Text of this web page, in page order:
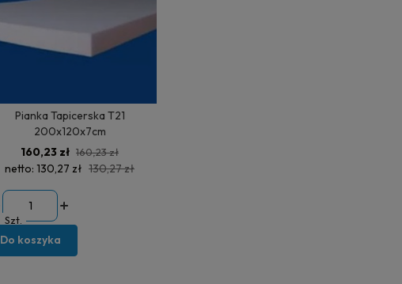
Pianka Tapicerska T21
200x120x7cm
160,23 zł 160,23 zł
netto: 130,27 zł 130,27 zł
Szt.
Do koszyka